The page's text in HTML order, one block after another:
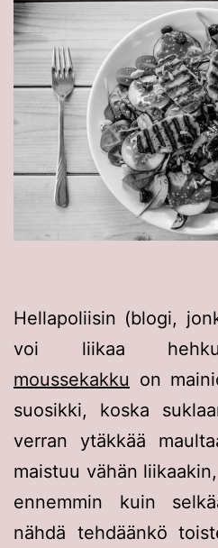
Hellapoliisin (blogi,
voi liikaa
moussekakku on
suosikki, koska
verran ytäkkää
maistuu vähän
ennemmin kuin
nähdä tehdäänkö